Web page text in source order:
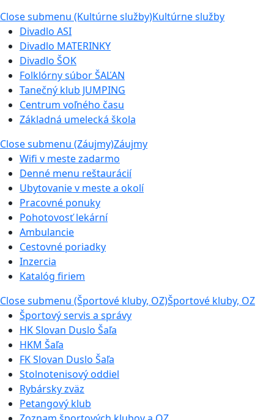
Close submenu (Kultúrne služby)Kultúrne služby
Divadlo ASI
Divadlo MATERINKY
Divadlo ŠOK
Folklórny súbor ŠAĽAN
Tanečný klub JUMPING
Centrum voľného času
Základná umelecká škola
Close submenu (Záujmy)Záujmy
Wifi v meste zadarmo
Denné menu reštaurácií
Ubytovanie v meste a okolí
Pracovné ponuky
Pohotovosť lekární
Ambulancie
Cestovné poriadky
Inzercia
Katalóg firiem
Close submenu (Športové kluby, OZ)Športové kluby, OZ
Športový servis a správy
HK Slovan Duslo Šaľa
HKM Šaľa
FK Slovan Duslo Šaľa
Stolnotenisový oddiel
Rybársky zväz
Petangový klub